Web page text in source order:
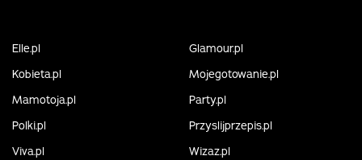
Elle.pl
Glamour.pl
Kobieta.pl
Mojegotowanie.pl
Mamotoja.pl
Party.pl
Polki.pl
Przyslijprzepis.pl
Viva.pl
Wizaz.pl